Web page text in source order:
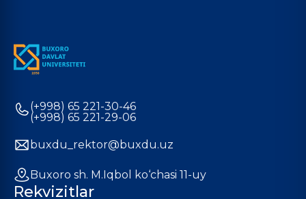
(+998) 65 221-30-46
(+998) 65 221-29-06
buxdu_rektor@buxdu.uz
Buxoro sh. M.Iqbol ko‘chasi 11-uy
Rekvizitlar